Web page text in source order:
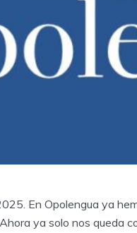
En Opolengua ya
ya solo nos queda